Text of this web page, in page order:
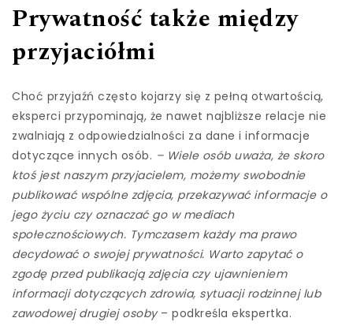
Prywatność także między
przyjaciółmi
Choć przyjaźń często kojarzy się z pełną otwartością,
eksperci przypominają, że nawet najbliższe relacje nie
zwalniają z odpowiedzialności za dane i informacje
dotyczące innych osób. – Wiele osób uważa, że skoro
ktoś jest naszym przyjacielem, możemy swobodnie
publikować wspólne zdjęcia, przekazywać informacje o
jego życiu czy oznaczać go w mediach
społecznościowych. Tymczasem każdy ma prawo
decydować o swojej prywatności. Warto zapytać o
zgodę przed publikacją zdjęcia czy ujawnieniem
informacji dotyczących zdrowia, sytuacji rodzinnej lub
zawodowej drugiej osoby – podkreśla ekspertka.